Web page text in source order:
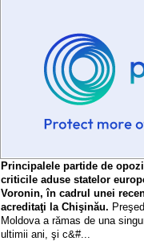
Principalele partide de
criticile aduse statelor
Voronin, în cadrul unei
acreditaţi la Chişinău.
Moldova a rămas de una
ultimii ani, şi c&#...